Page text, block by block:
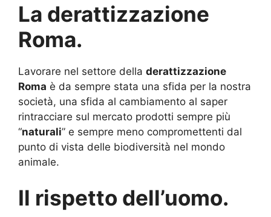
La derattizzazione
Roma.
Lavorare nel settore della derattizzazione
Roma è da sempre stata una sfida per la nostra
società, una sfida al cambiamento al saper
rintracciare sul mercato prodotti sempre più
“naturali” e sempre meno compromettenti dal
punto di vista delle biodiversità nel mondo
animale.
Il rispetto dell’uomo.